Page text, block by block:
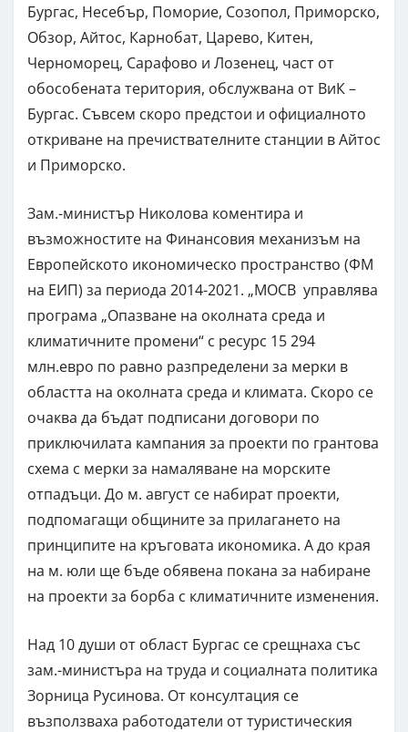
Бургас, Несебър, Поморие, Созопол, Приморско,
Обзор, Айтос, Карнобат, Царево, Китен,
Черноморец, Сарафово и Лозенец, част от
обособената територия, обслужвана от ВиК –
Бургас. Съвсем скоро предстои и официалното
откриване на пречиствателните станции в Айтос
и Приморско.
Зам.-министър Николова коментира и
възможностите на Финансовия механизъм на
Европейското икономическо пространство (ФМ
на ЕИП) за периода 2014-2021. „МОСВ управлява
програма „Опазване на околната среда и
климатичните промени“ с ресурс 15 294
млн.евро по равно разпределени за мерки в
областта на околната среда и климата. Скоро се
очаква да бъдат подписани договори по
приключилата кампания за проекти по грантова
схема с мерки за намаляване на морските
отпадъци. До м. август се набират проекти,
подпомагащи общините за прилагането на
принципите на кръговата икономика. А до края
на м. юли ще бъде обявена покана за набиране
на проекти за борба с климатичните изменения.
Над 10 души от област Бургас се срещнаха със
зам.-министъра на труда и социалната политика
Зорница Русинова. От консултация се
възползваха работодатели от туристическия